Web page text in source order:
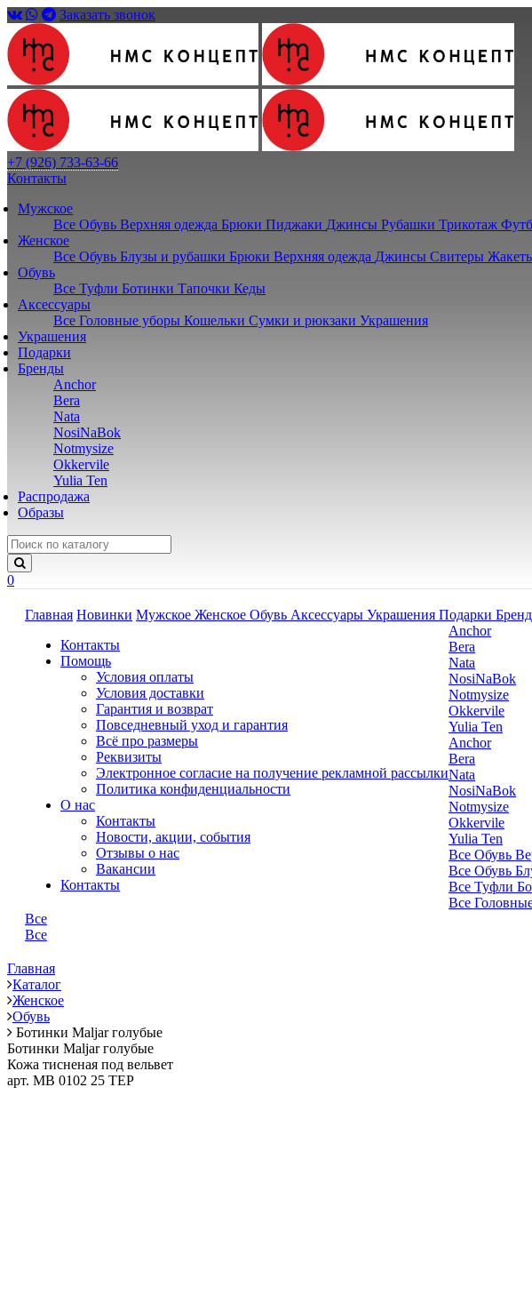
Заказать звонок
+7 (926) 733-63-66
Контакты
Мужское
Все Обувь Верхняя одежда Брюки Пиджаки Джинсы Рубашки Трикотаж
Женское
Все Обувь Блузы и рубашки Брюки Верхняя одежда Джинсы Свитеры
Обувь
Все Туфли Ботинки Тапочки Кеды
Аксессуары
Все Головные уборы Кошельки Сумки и рюкзаки Украшения
Украшения
Подарки
Бренды
Anchor
Bera
Nata
NosiNaBok
Notmysize
Okkervile
Yulia Ten
Распродажа
Образы
0
Главная Новинки Мужское Женское Обувь Аксессуары Украшения Подарки
Контакты
Помощь
Условия оплаты
Условия доставки
Гарантия и возврат
Повседневный уход и гарантия
Всё про размеры
Реквизиты
Электронное согласие на получение рекламной рассылки
Политика конфиденциальности
О нас
Контакты
Новости, акции, события
Отзывы о нас
Вакансии
Контакты
Anchor
Bera
Nata
NosiNaBok
Notmysize
Okkervile
Yulia Ten
Anchor
Bera
Nata
NosiNaBok
Notmysize
Okkervile
Yulia Ten
Все Обувь
Все Обувь
Все Туфли
Все
Все
Все
Главная
Каталог
Женское
Обувь
Ботинки Maljar голубые
Ботинки Maljar голубые
Кожа тисненая под вельвет
арт. MB 0102 25 TEP